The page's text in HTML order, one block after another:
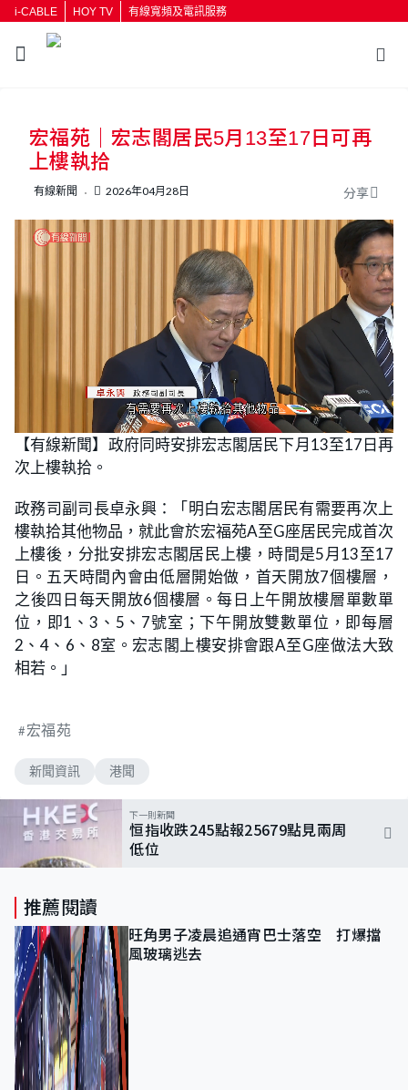
i-CABLE HOY TV 有線寬頻及電訊服務
按輸入鍵開始搜尋
宏福苑｜宏志閣居民5月13至17日可再
上樓執拾
有線新聞 2026年04月28日 分享
n
m
u
t
e
L
o
a
d
7
.
1
4
%
【有線新聞】政府同時安排宏志閣居民下月13至17日再
次上樓執拾。
政務司副司長卓永興：「明白宏志閣居民有需要再次上
樓執拾其他物品，就此會於宏福苑A至G座居民完成首次
上樓後，分批安排宏志閣居民上樓，時間是5月13至17
日。五天時間內會由低層開始做，首天開放7個樓層，
之後四日每天開放6個樓層。每日上午開放樓層單數單
位，即1、3、5、7號室；下午開放雙數單位，即每層
2、4、6、8室。宏志閣上樓安排會跟A至G座做法大致
相若。」
宏福苑
新聞資訊 港聞
下一則新聞
恒指收跌245點報25679點見兩周
低位
推薦閱讀
旺角男子凌晨追通宵巴士落空 打爆擋
風玻璃逃去